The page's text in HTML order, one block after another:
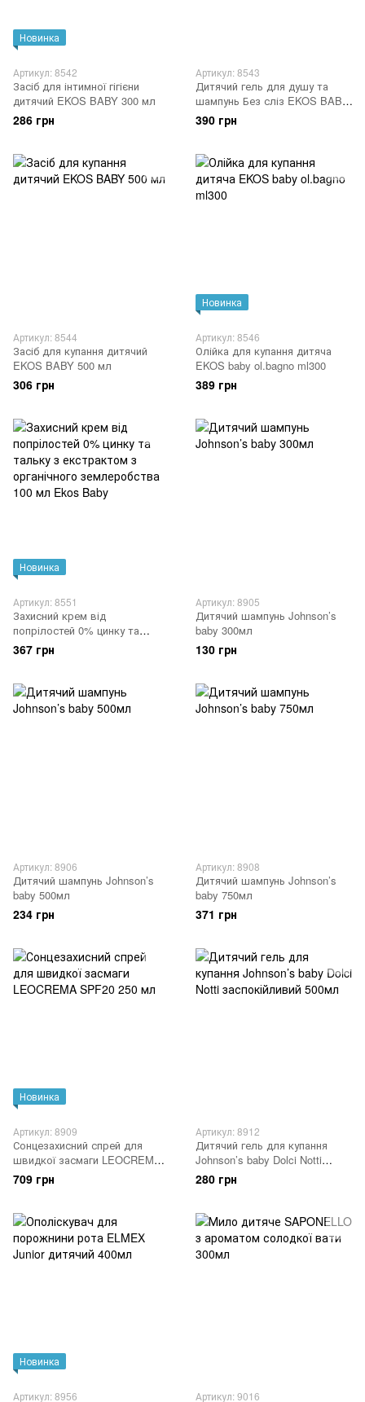
Новинка
Артикул: 8542
Засіб для інтимної гігієни
дитячий EKOS BABY 300 мл
286 грн
Артикул: 8543
Дитячий гель для душу та
шампунь Без сліз EKOS BABY
300 мл
390 грн
Артикул: 8544
Засіб для купання дитячий
EKOS BABY 500 мл
306 грн
Новинка
Артикул: 8546
Олійка для купання дитяча
EKOS baby ol.bagno ml300
389 грн
Новинка
Артикул: 8551
Захисний крем від
попрілостей 0% цинку та
тальку з екстрактом з
органічного землеробства 100
367 грн
Артикул: 8905
Дитячий шампунь Johnson’s
baby 300мл
130 грн
Артикул: 8906
Дитячий шампунь Johnson’s
baby 500мл
234 грн
Артикул: 8908
Дитячий шампунь Johnson’s
baby 750мл
371 грн
Новинка
Артикул: 8909
Сонцезахисний спрей для
швидкої засмаги LEOCREMA
SPF20 250 мл
709 грн
Артикул: 8912
Дитячий гель для купання
Johnson’s baby Dolci Notti
заспокійливий 500мл
280 грн
Новинка
Артикул: 8956 Артикул: 9016